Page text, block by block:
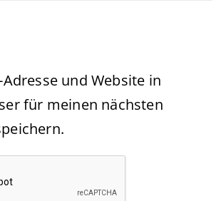
und Website in
für meinen nächsten